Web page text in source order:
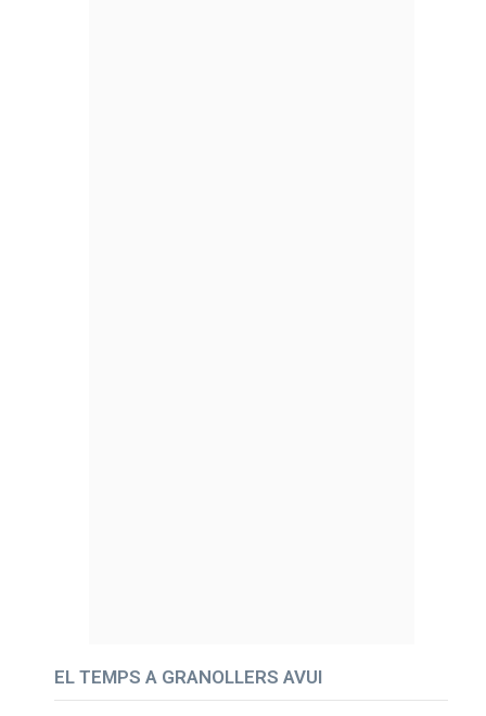
EL TEMPS A GRANOLLERS AVUI